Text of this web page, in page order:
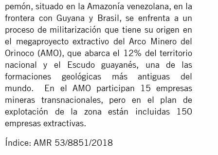
pemón, situado en la Amazonía venezolana, en la
frontera con Guyana y Brasil, se enfrenta a un
proceso de militarización que tiene su origen en
el megaproyecto extractivo del Arco Minero del
Orinoco (AMO), que abarca el 12% del territorio
nacional y el Escudo guayanés, una de las
formaciones geológicas más antiguas del
mundo. En el AMO participan 15 empresas
mineras transnacionales, pero en el plan de
explotación de la zona están incluidas 150
empresas extractivas.
Índice: AMR 53/8851/2018